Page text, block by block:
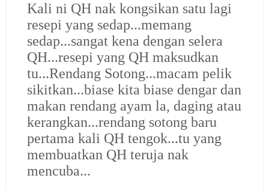
Kali ni QH nak kongsikan satu lagi
resepi yang sedap...memang
sedap...sangat kena dengan selera
QH...resepi yang QH maksudkan
tu...Rendang Sotong...macam pelik
sikitkan...biase kita biase dengar dan
makan rendang ayam la, daging atau
kerangkan...rendang sotong baru
pertama kali QH tengok...tu yang
membuatkan QH teruja nak
mencuba...